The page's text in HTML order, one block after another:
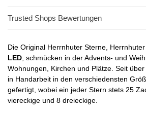
Trusted Shops Bewertungen
Die Original Herrnhuter Sterne,
LED , schmücken in der Advents- und
Wohnungen, Kirchen und Plätze. Seit
in Handarbeit in den verschiedensten
gefertigt, wobei ein jeder Stern stets 25
viereckige und 8 dreieckige.